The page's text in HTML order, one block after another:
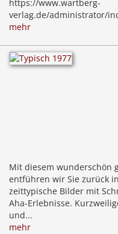
https://www.wartberg-
verlag.de/administrator/
mehr
Mit diesem wunderschön
entführen wir Sie zurück
zeittypische Bilder mit
Aha-Erlebnisse.
und...
mehr